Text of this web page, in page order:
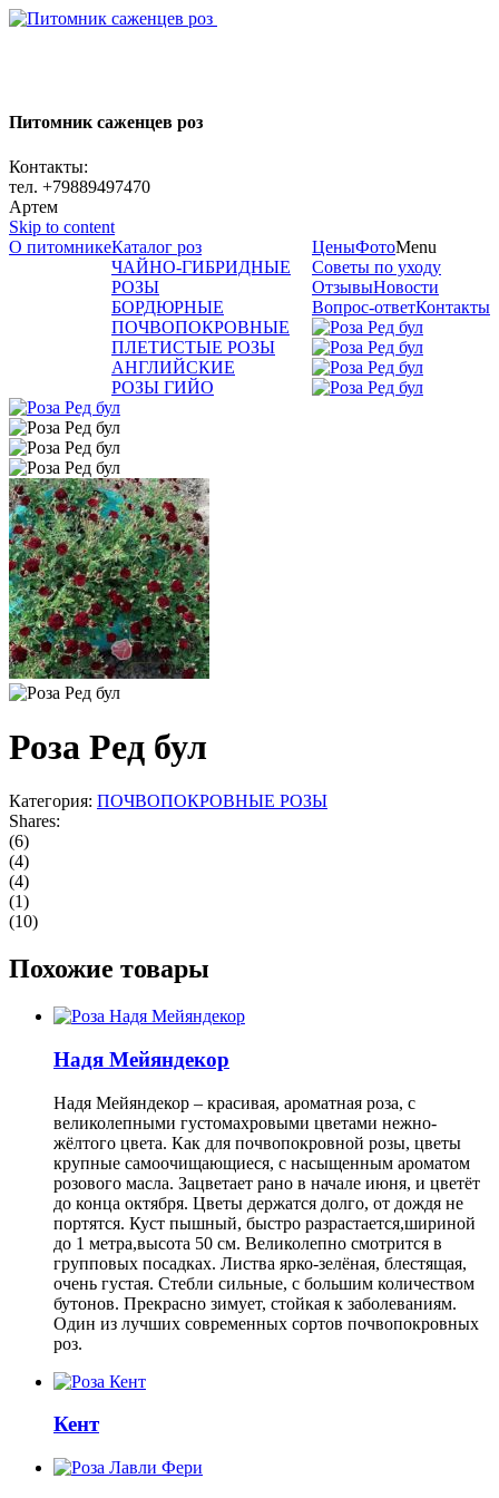
Питомник саженцев роз
Контакты:
тел. +79889497470
Артем
Skip to content
О питомникеКаталог роз
ЧАЙНО-ГИБРИДНЫЕ
РОЗЫ
БОРДЮРНЫЕ
ПОЧВОПОКРОВНЫЕ
ПЛЕТИСТЫЕ РОЗЫ
АНГЛИЙСКИЕ
РОЗЫ ГИЙО
ЦеныФото
Советы по уходу
ОтзывыНовости
Вопрос-ответКонтакты
Menu
Роза Ред бул
Категория: ПОЧВОПОКРОВНЫЕ РОЗЫ
Shares:
(6)
(4)
(4)
(1)
(10)
Похожие товары
Надя Мейяндекор
Надя Мейяндекор – красивая, ароматная роза, с
великолепными густомахровыми цветами нежно-
жёлтого цвета. Как для почвопокровной розы, цветы
крупные самоочищающиеся, с насыщенным ароматом
розового масла. Зацветает рано в начале июня, и цветёт
до конца октября. Цветы держатся долго, от дождя не
портятся. Куст пышный, быстро разрастается,шириной
до 1 метра,высота 50 см. Великолепно смотрится в
групповых посадках. Листва ярко-зелёная, блестящая,
очень густая. Стебли сильные, с большим количеством
бутонов. Прекрасно зимует, стойкая к заболеваниям.
Один из лучших современных сортов почвопокровных
роз.
Кент